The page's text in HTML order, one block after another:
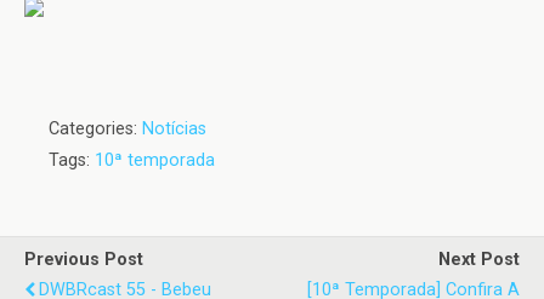
Categories: Notícias
Tags: 10ª temporada
Previous Post
DWBRcast 55 - Bebeu
Next Post
[10ª Temporada] Confira A